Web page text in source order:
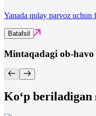
Yanada qulay parvoz
Batafsil
Mintaqadagi ob-havo
Ko‘p beriladigan